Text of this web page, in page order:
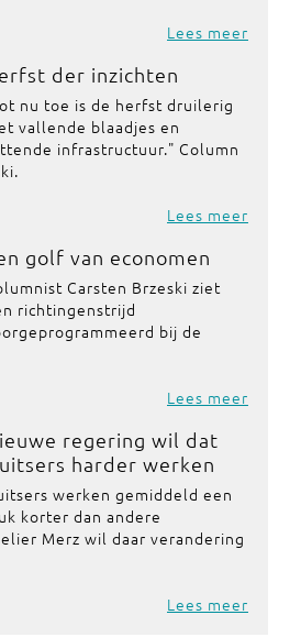
Lees meer
der inzichten
nu toe is de herfst druilerig
vallende blaadjes en
infrastructuur." Column
Lees meer
golf van economen
Carsten Brzeski ziet
richtingenstrijd
bij de
Lees meer
regering wil dat
harder werken
werken gemiddeld een
korter dan andere
Merz wil daar verandering
Lees meer